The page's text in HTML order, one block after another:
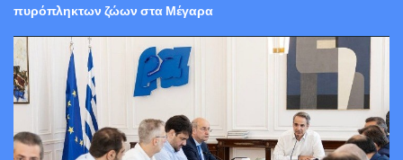
πυρόπληκτων ζώων στα Μέγαρα